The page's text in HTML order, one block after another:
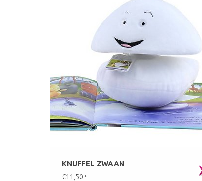
KNUFFEL ZWAAN
€11,50 *